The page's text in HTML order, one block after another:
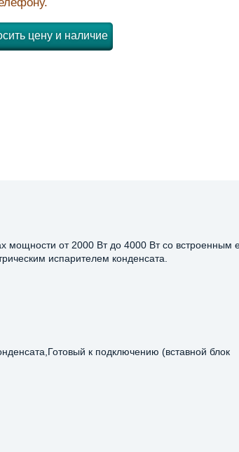
цену и наличие
мощности от 2000 Вт до 4000 Вт со встроенным
испарителем конденсата.
к подключению (вставной блок